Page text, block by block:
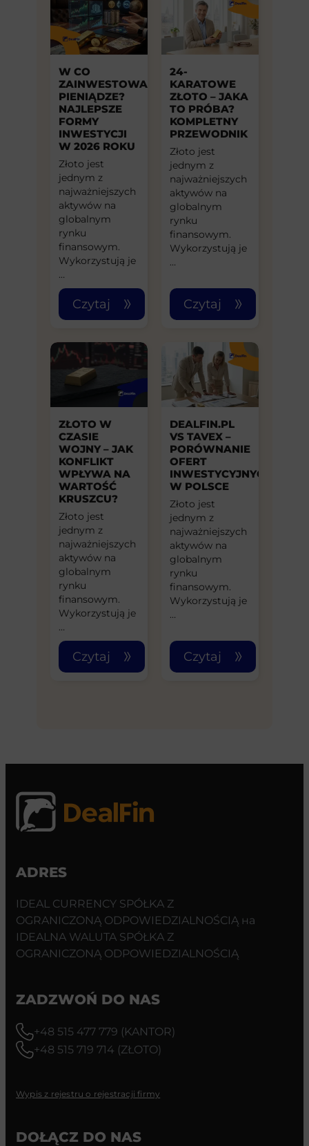
W CO
ZAINWESTOWAĆ
PIENIĄDZE?
NAJLEPSZE
FORMY
INWESTYCJI
W 2026 ROKU
Złoto jest
jednym z
najważniejszych
aktywów na
globalnym
rynku
finansowym.
Wykorzystują je
…
Czytaj
24-
KARATOWE
ZŁOTO – JAKA
TO PRÓBA?
KOMPLETNY
PRZEWODNIK
Złoto jest
jednym z
najważniejszych
aktywów na
globalnym
rynku
finansowym.
Wykorzystują je
…
Czytaj
ZŁOTO W
CZASIE
WOJNY – JAK
KONFLIKT
WPŁYWA NA
WARTOŚĆ
KRUSZCU?
Złoto jest
jednym z
najważniejszych
aktywów na
globalnym
rynku
finansowym.
Wykorzystują je
…
Czytaj
DEALFIN.PL
VS TAVEX –
PORÓWNANIE
OFERT
INWESTYCYJNYCH
W POLSCE
Złoto jest
jednym z
najważniejszych
aktywów na
globalnym
rynku
finansowym.
Wykorzystują je
…
Czytaj
ADRES
IDEAL CURRENCY SPÓŁKA Z
OGRANICZONĄ ODPOWIEDZIALNOŚCIĄ на
IDEALNA WALUTA SPÓŁKA Z
OGRANICZONĄ ODPOWIEDZIALNOŚCIĄ
ZADZWOŃ DO NAS
+48 515 477 779 (KANTOR)
+48 515 719 714 (ZŁOTO)
Wypis z rejestru o rejestracji firmy
DOŁĄCZ DO NAS